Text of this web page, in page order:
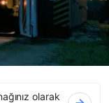
olarak